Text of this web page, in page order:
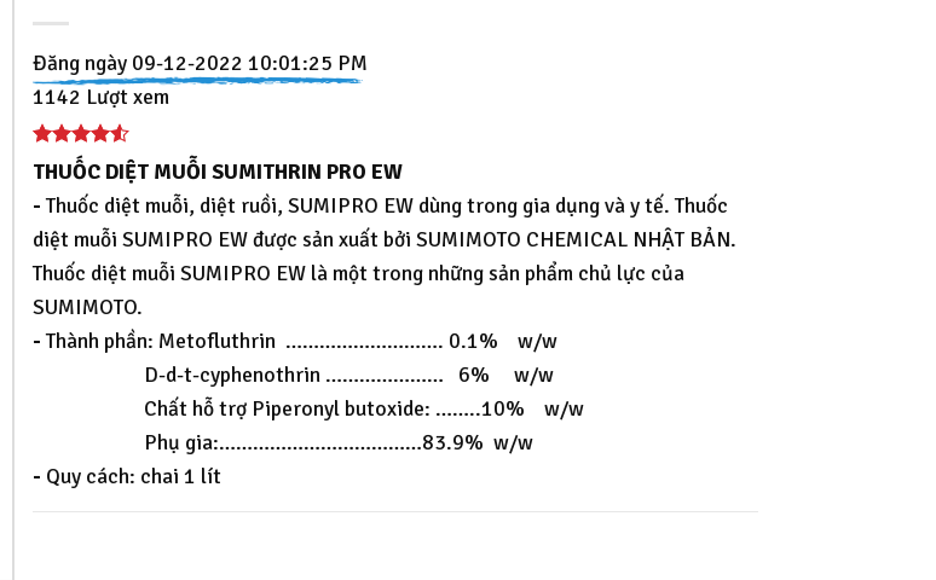
Đăng ngày 09-12-2022 10:01:25 PM
1142 Lượt xem
THUỐC DIỆT MUỖI SUMITHRIN PRO EW
-Thuốc diệt muỗi, diệt ruồi, SUMIPRO EW dùng trong gia dụng và y tế. Thuốc
diệt muỗi SUMIPRO EW được sản xuất bởi SUMIMOTO CHEMICAL NHẬT BẢN.
Thuốc diệt muỗi SUMIPRO EW là một trong những sản phẩm chủ lực của
SUMIMOTO.
-Thành phần: Metofluthrin ………………………. 0.1% w/w
D-d-t-cyphenothrin ………………… 6% w/w
Chất hỗ trợ Piperonyl butoxide: ……..10% w/w
Phụ gia:………………………………83.9% w/w
- Quy cách: chai 1 lít